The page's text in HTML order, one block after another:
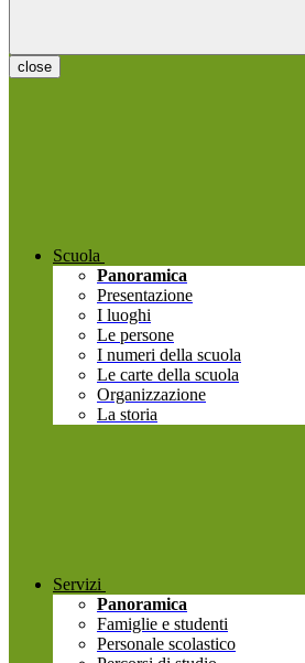
close
Scuola
Panoramica
Presentazione
I luoghi
Le persone
I numeri della scuola
Le carte della scuola
Organizzazione
La storia
Servizi
Panoramica
Famiglie e studenti
Personale scolastico